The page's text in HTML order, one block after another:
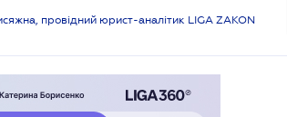
провідний юрист-аналітик LIGA ZAKON